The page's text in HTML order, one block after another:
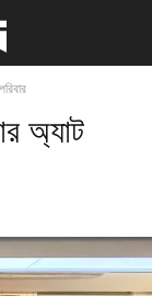
অ্যাট